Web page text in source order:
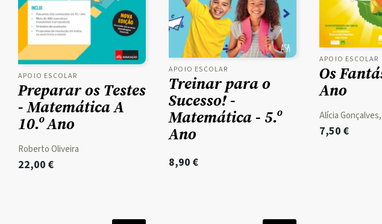
APOIO ESCOLAR
Preparar os Testes
- Matemática A
10.º Ano
Roberto Oliveira
22,00 €
APOIO ESCOLAR
Treinar para o
Sucesso! -
Matemática - 5.º
Ano
8,90 €
APOIO ESCOLAR
Os
Ano
Alícia
7,50 €